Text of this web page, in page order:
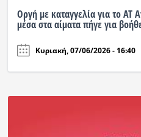
Οργή με καταγγελία για το ΑΤ
μέσα στα αίματα πήγε για
Κυριακή, 07/06/2026 - 16:40